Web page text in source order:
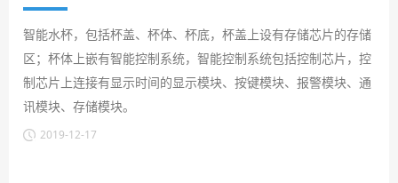
智能水杯，包括杯盖、杯体、杯底，杯盖上设有存储芯片的存储
区；杯体上嵌有智能控制系统，智能控制系统包括控制芯片，控
制芯片上连接有显示时间的显示模块、按键模块、报警模块、通
讯模块、存储模块。
2019-12-17